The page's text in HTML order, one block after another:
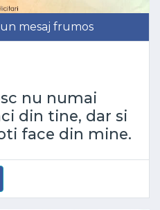
mesaj frumos
nu numai
din tine, dar si
face din mine.